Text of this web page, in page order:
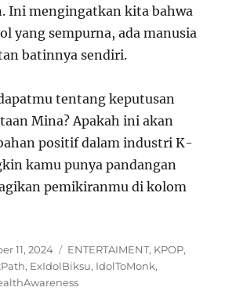
Ini mengingatkan kita bahwa
yang sempurna, ada manusia
batinnya sendiri.
tentang keputusan
Mina? Apakah ini akan
positif dalam industri K-
kamu punya pandangan
pemikiranmu di kolom
11, 2024 Categories
ENTERTAIMENT, KPOP,
, ExIdolBiksu, IdolToMonk,